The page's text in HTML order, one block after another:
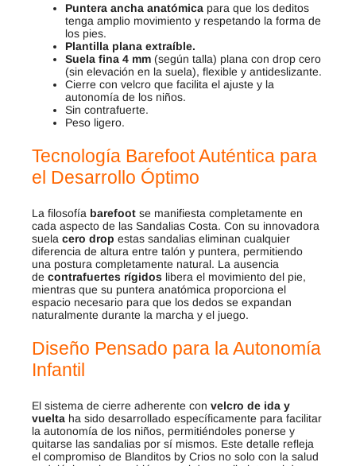
Puntera ancha anatómica para que los deditos
tenga amplio movimiento y respetando la forma de
los pies.
Plantilla plana extraíble.
Suela fina 4 mm (según talla) plana con drop cero
(sin elevación en la suela), flexible y antideslizante.
Cierre con velcro que facilita el ajuste y la
autonomía de los niños.
Sin contrafuerte.
Peso ligero.
Tecnología Barefoot Auténtica para
el Desarrollo Óptimo
La filosofía barefoot se manifiesta completamente en
cada aspecto de las Sandalias Costa. Con su innovadora
suela cero drop estas sandalias eliminan cualquier
diferencia de altura entre talón y puntera, permitiendo
una postura completamente natural. La ausencia
de contrafuertes rígidos libera el movimiento del pie,
mientras que su puntera anatómica proporciona el
espacio necesario para que los dedos se expandan
naturalmente durante la marcha y el juego.
Diseño Pensado para la Autonomía
Infantil
El sistema de cierre adherente con velcro de ida y
vuelta ha sido desarrollado específicamente para facilitar
la autonomía de los niños, permitiéndoles ponerse y
quitarse las sandalias por sí mismos. Este detalle refleja
el compromiso de Blanditos by Crios no solo con la salud